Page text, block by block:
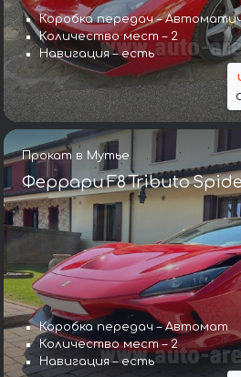
Коробка передач –
Количество мест – 2
Навигация – есть
Прокат в Мутье
Феррари F8 Tributo
Коробка передач – Автомат
Количество мест – 2
Навигация – есть